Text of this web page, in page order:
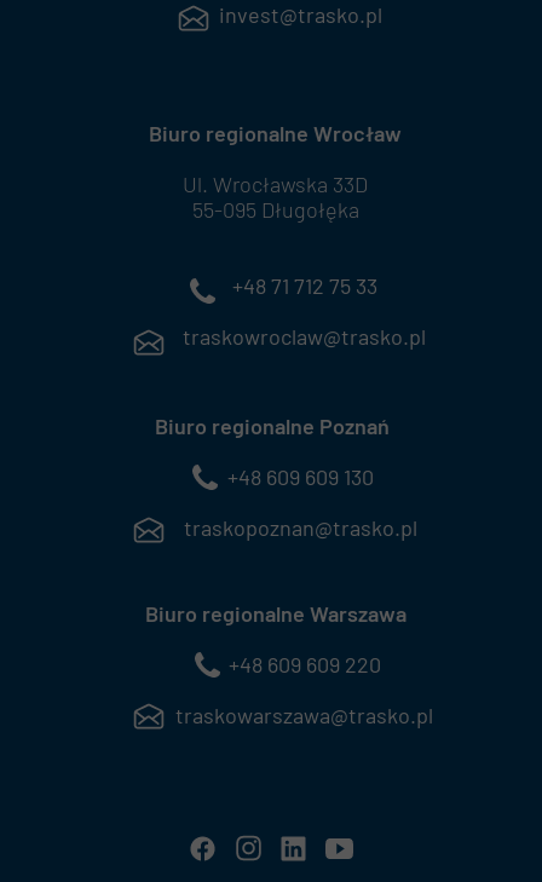
Biuro regionalne Warszawa
+48 609 609 220
traskowarszawa@trasko.pl
Biuro regionalne Wrocław
Ul. Wrocławska 33D
55-095 Długołęka
+48 71 712 75 33
traskowroclaw@trasko.pl
invest@trasko.pl
Biuro regionalne Poznań
+48 609 609 130
traskopoznan@trasko.pl